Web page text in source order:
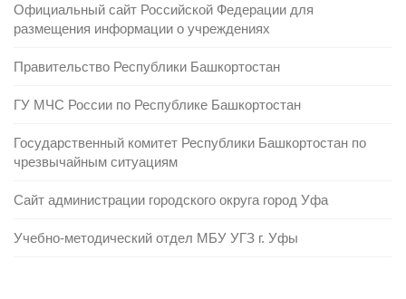
Официальный сайт Российской Федерации для
размещения информации о учреждениях
Правительство Республики Башкортостан
ГУ МЧС России по Республике Башкортостан
Государственный комитет Республики Башкортостан по
чрезвычайным ситуациям
Сайт администрации городского округа город Уфа
Учебно-методический отдел МБУ УГЗ г. Уфы